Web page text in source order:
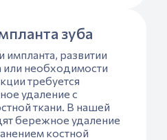
зуба
развитии
или необходимости
требуется
удаление с
ткани. В нашей
бережное удаление
костной